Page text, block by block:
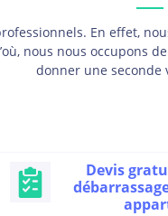
En effet,
nous nous occupons
donner une seconde
Devis